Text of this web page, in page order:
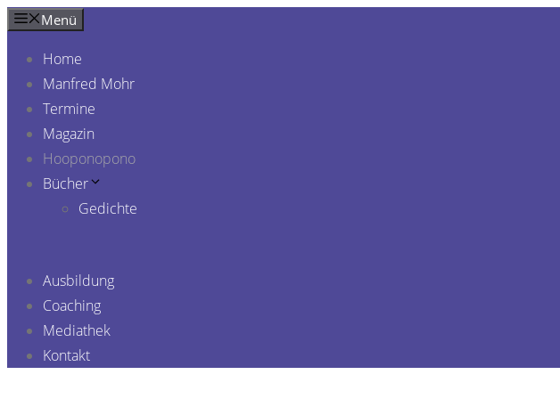
Zum
springen
Menü
Home
Manfred Mohr
Termine
Magazin
Hooponopono
Bücher
Gedichte
Ausbildung
Coaching
Mediathek
Kontakt